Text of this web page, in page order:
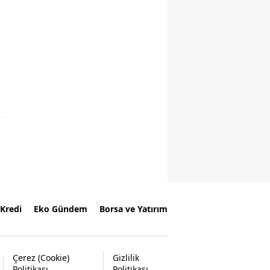
Kredi Eko Gündem Borsa ve Yatırım
Çerez (Cookie)
Gizlilik